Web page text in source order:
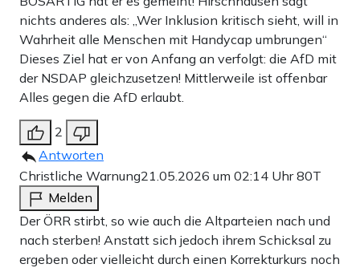
nichts anderes als: „Wer Inklusion kritisch sieht, will in
Wahrheit alle Menschen mit Handycap umbrungen“
Dieses Ziel hat er von Anfang an verfolgt: die AfD mit
der NSDAP gleichzusetzen! Mittlerweile ist offenbar
Alles gegen die AfD erlaubt.
2
Antworten
Christliche Warnung21.05.2026 um 02:14 Uhr80T
Melden
Der ÖRR stirbt, so wie auch die Altparteien nach und
nach sterben! Anstatt sich jedoch ihrem Schicksal zu
ergeben oder vielleicht durch einen Korrekturkurs noch